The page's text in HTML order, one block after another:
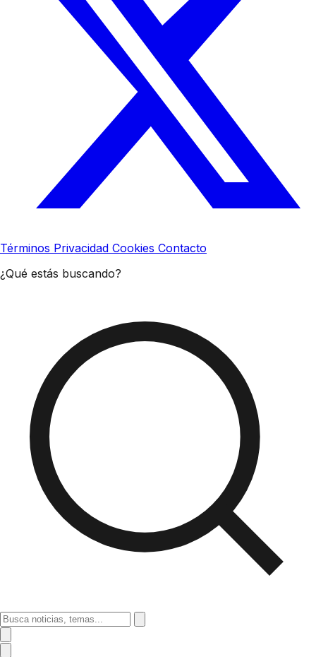
Términos Privacidad Cookies Contacto
¿Qué estás buscando?